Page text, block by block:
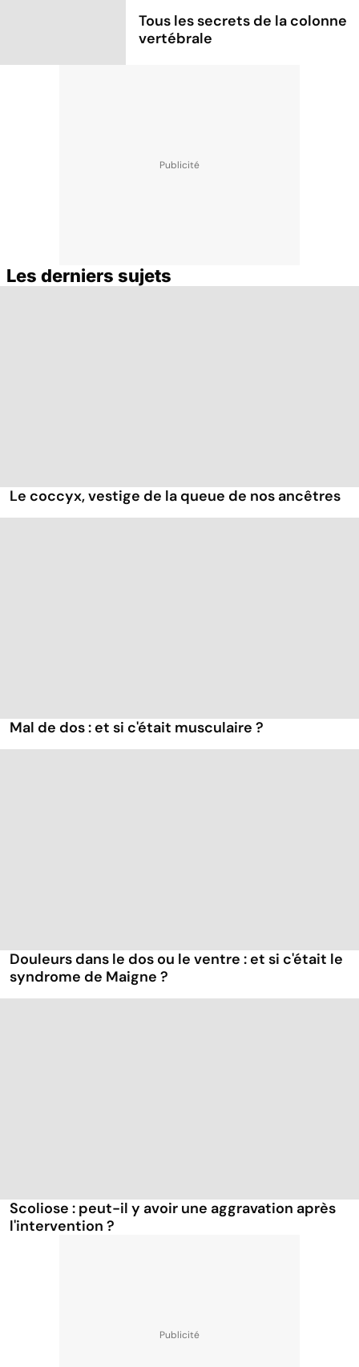
Tous les secrets de la colonne
vertébrale
Les derniers sujets
Le coccyx, vestige de la queue de nos ancêtres
Mal de dos : et si c'était musculaire ?
Douleurs dans le dos ou le ventre : et si c'était le
syndrome de Maigne ?
Scoliose : peut-il y avoir une aggravation après
l'intervention ?